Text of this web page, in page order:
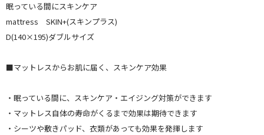
眠っている間にスキンケア
mattress SKIN+(スキンプラス)
D(140×195)ダブルサイズ
■マットレスからお肌に届く、スキンケア効果
・眠っている間に、スキンケア・エイジング対策ができます
・マットレス自体の寿命がくるまで効果は期待できます
・シーツや敷きパッド、衣類があっても効果を発揮します